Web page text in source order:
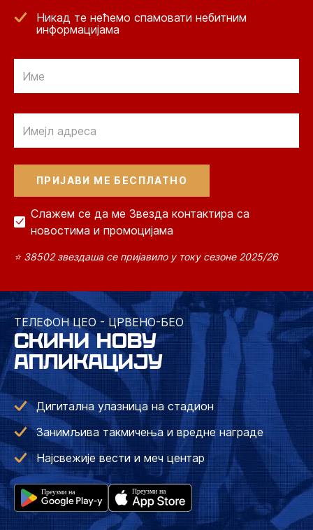
Никад те нећемо спамовати небитним
информацијама
Слажем се да ме Звезда контактира са
новостима и промоцијама
⭐ 38502 звездаша се пријавило у току сезоне 2025/26
ТЕЛЕФОН ЦЕО - ЦРВЕНО-БЕО
СКИНИ НОВУ
АПЛИКАЦИЈУ
Дигитална улазница на стадион
Занимљива такмичења и вредне награде
Најсвежије вести и меч центар